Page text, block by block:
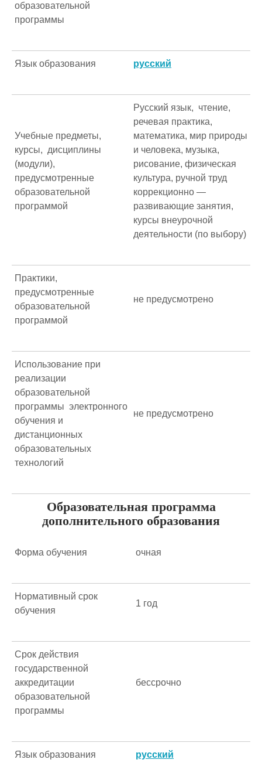
образовательной
программы
Язык образования русский
Учебные предметы,
курсы, дисциплины
(модули),
предусмотренные
образовательной
программой
Русский язык, чтение,
речевая практика,
математика, мир природы
и человека, музыка,
рисование, физическая
культура, ручной труд
коррекционно —
развивающие занятия,
курсы внеурочной
деятельности (по выбору)
Практики,
предусмотренные
образовательной
программой
не предусмотрено
Использование при
реализации
образовательной
программы электронного
обучения и
дистанционных
образовательных
технологий
не предусмотрено
Образовательная программа
дополнительного образования
Форма обучения очная
Нормативный срок
обучения
1 год
Срок действия
государственной
аккредитации
образовательной
программы
бессрочно
Язык образования русский